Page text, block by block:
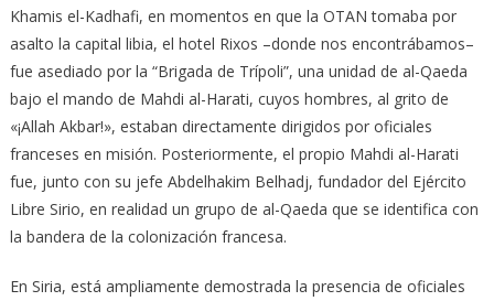
Khamis el-Kadhafi, en momentos en que la OTAN tomaba por
asalto la capital libia, el hotel Rixos –donde nos encontrábamos–
fue asediado por la “Brigada de Trípoli”, una unidad de al-Qaeda
bajo el mando de Mahdi al-Harati, cuyos hombres, al grito de
«¡Allah Akbar!», estaban directamente dirigidos por oficiales
franceses en misión. Posteriormente, el propio Mahdi al-Harati
fue, junto con su jefe Abdelhakim Belhadj, fundador del Ejército
Libre Sirio, en realidad un grupo de al-Qaeda que se identifica con
la bandera de la colonización francesa.
En Siria, está ampliamente demostrada la presencia de oficiales